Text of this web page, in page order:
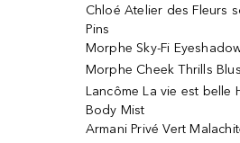
Chloé Atelier des Fleurs
Pins
Morphe Sky-Fi
Morphe Cheek Thrills
Lancôme La vie est belle
Body Mist
Armani Privé Vert